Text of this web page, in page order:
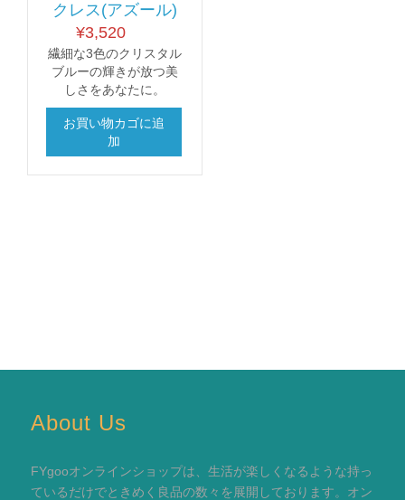
クレス(アズール)
¥3,520
繊細な3色のクリスタル
ブルーの輝きが放つ美
しさをあなたに。
お買い物カゴに追
加
About Us
FYgooオンラインショップは、生活が楽しくなるような持っ
ているだけでときめく良品の数々を展開しております。オン